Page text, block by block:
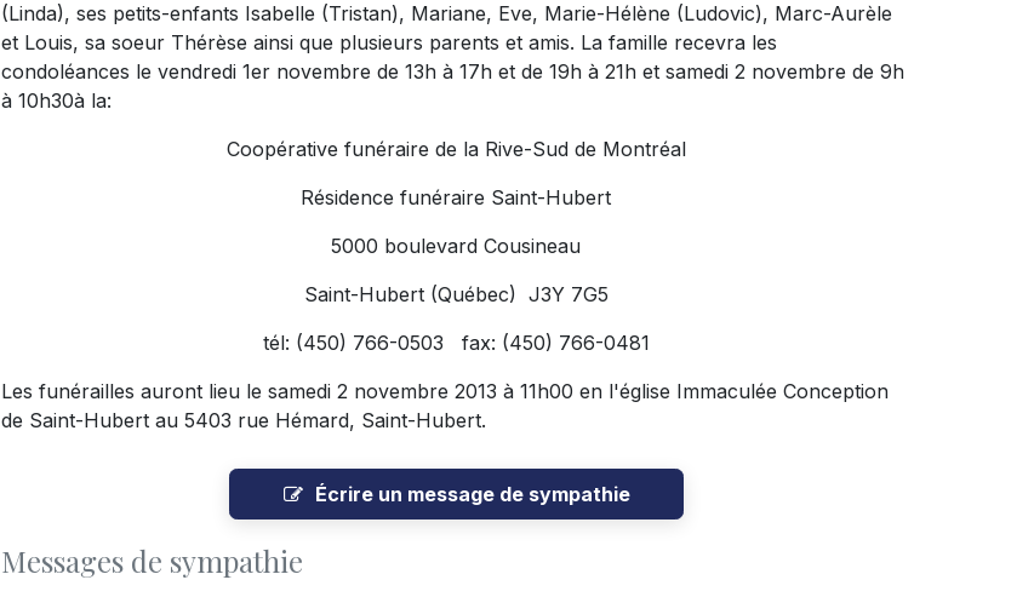
(Linda), ses petits-enfants Isabelle (Tristan), Mariane, Eve, Marie-Hélène (Ludovic), Marc-Aurèle
et Louis, sa soeur Thérèse ainsi que plusieurs parents et amis. La famille recevra les
condoléances le vendredi 1er novembre de 13h à 17h et de 19h à 21h et samedi 2 novembre de 9h
à 10h30à la:
Coopérative funéraire de la Rive-Sud de Montréal
Résidence funéraire Saint-Hubert
5000 boulevard Cousineau
Saint-Hubert (Québec) J3Y 7G5
tél: (450) 766-0503 fax: (450) 766-0481
Les funérailles auront lieu le samedi 2 novembre 2013 à 11h00 en l'église Immaculée Conception
de Saint-Hubert au 5403 rue Hémard, Saint-Hubert.
Écrire un message de sympathie
Messages de sympathie